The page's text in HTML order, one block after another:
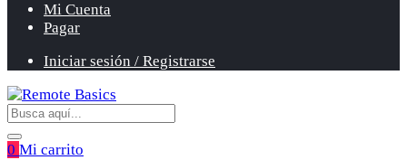
Mi Cuenta
Pagar
Iniciar sesión / Registrarse
0 Mi carrito